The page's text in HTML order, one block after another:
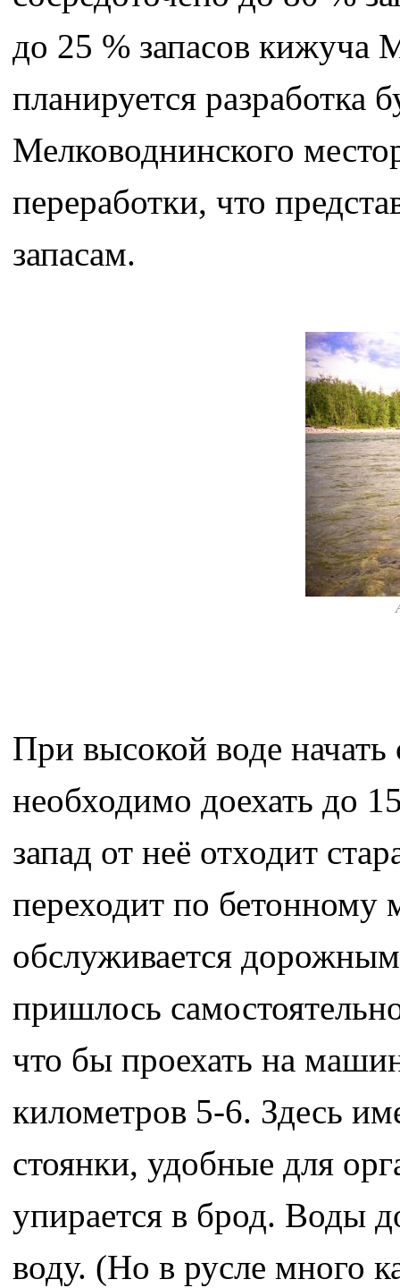
до 25 % запасов кижуча
планируется разработка
Мелководнинского
переработки, что
запасам.
При высокой воде
необходимо доехать до
запад от неё отходит
переходит по бетонному
обслуживается
пришлось
что бы проехать на
километров 5-6. Здесь
стоянки, удобные для
упирается в брод. Воды
воду. (Но в русле много